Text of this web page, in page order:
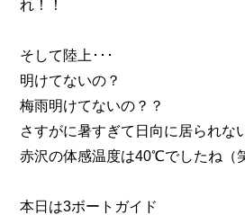
れ！！
そして陸上･･･
明けてないの？
梅雨明けてないの？？
さすがに暑すぎて日向に居られな
赤沢の体感温度は40℃でしたね（
本日は3ボートガイド